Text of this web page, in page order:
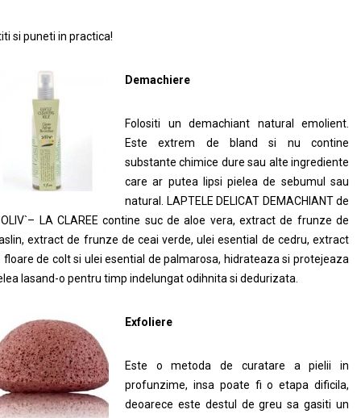
si puneti in practica!
Demachiere
Folositi un demachiant natural emolient.
Este extrem de bland si nu contine
substante chimice dure sau alte ingrediente
care ar putea lipsi pielea de sebumul sau
natural. LAPTELE DELICAT DEMACHIANT de
LA CLAREE contine suc de aloe vera, extract de frunze de
extract de frunze de ceai verde, ulei esential de cedru, extract
floare de colt si ulei esential de palmarosa, hidrateaza si protejeaza
lasand-o pentru timp indelungat odihnita si dedurizata.
Exfoliere
Este o metoda de curatare a pielii in
profunzime, insa poate fi o etapa dificila,
deoarece este destul de greu sa gasiti un